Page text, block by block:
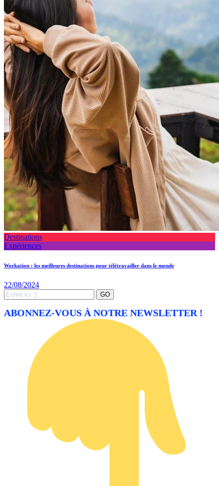
Destinations
Expériences
Workation : les meilleures destinations pour télétravailler dans le monde
22/08/2024
Search
for:
GO
ABONNEZ-VOUS À NOTRE NEWSLETTER !